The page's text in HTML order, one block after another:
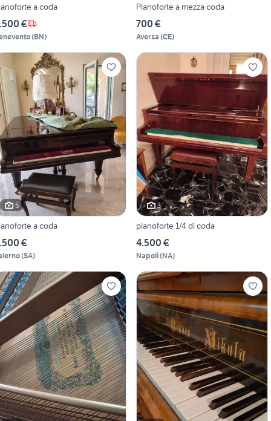
a coda
€
(BN)
Pianoforte a mezza coda
700 €
Aversa (CE)
5
a coda
€
(SA)
3
pianoforte 1/4 di coda
4.500 €
Napoli(NA)